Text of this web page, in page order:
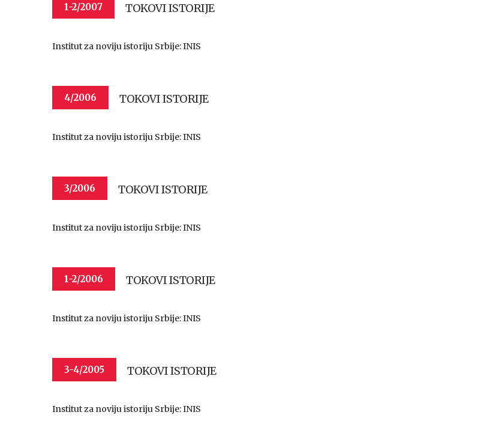
1-2/2007 TOKOVI ISTORIJE
Institut za noviju istoriju Srbije: INIS
4/2006 TOKOVI ISTORIJE
Institut za noviju istoriju Srbije: INIS
3/2006 TOKOVI ISTORIJE
Institut za noviju istoriju Srbije: INIS
1-2/2006 TOKOVI ISTORIJE
Institut za noviju istoriju Srbije: INIS
3-4/2005 TOKOVI ISTORIJE
Institut za noviju istoriju Srbije: INIS